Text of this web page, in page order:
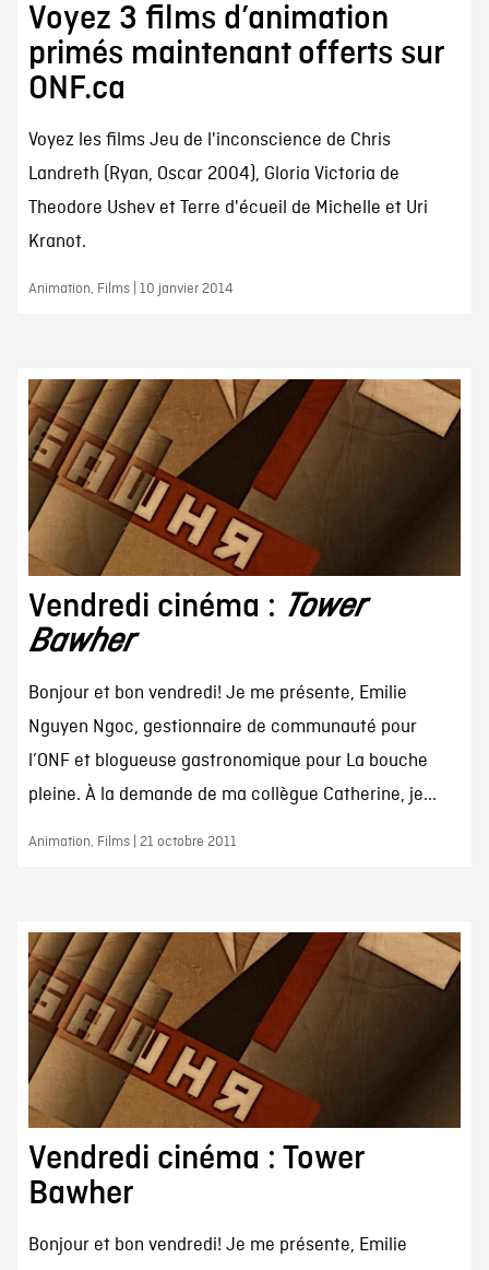
Voyez 3 films d’animation
primés maintenant offerts sur
ONF.ca
Voyez les films Jeu de l'inconscience de Chris
Landreth (Ryan, Oscar 2004), Gloria Victoria de
Theodore Ushev et Terre d'écueil de Michelle et Uri
Kranot.
Animation, Films | 10 janvier 2014
Vendredi cinéma : Tower
Bawher
Bonjour et bon vendredi! Je me présente, Emilie
Nguyen Ngoc, gestionnaire de communauté pour
l’ONF et blogueuse gastronomique pour La bouche
pleine. À la demande de ma collègue Catherine, je...
Animation, Films | 21 octobre 2011
Vendredi cinéma : Tower
Bawher
Bonjour et bon vendredi! Je me présente, Emilie